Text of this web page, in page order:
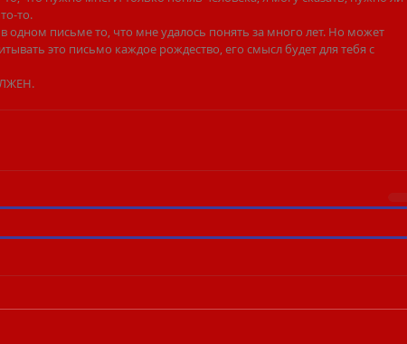
то.
одном письме то, что мне удалось понять за много лет. Но может
это письмо каждое рождество, его смысл будет для тебя с